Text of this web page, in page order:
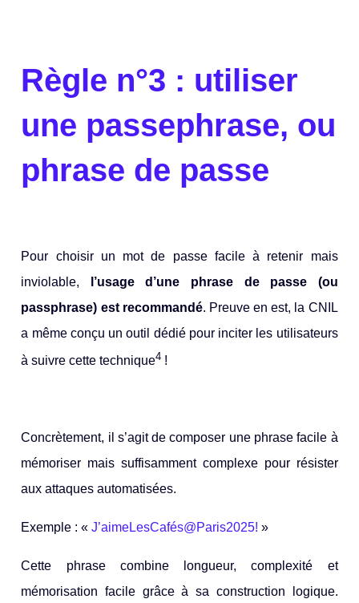
Règle n°3 : utiliser
une passephrase, ou
phrase de passe
Pour choisir un mot de passe facile à retenir mais
inviolable,
l’usage d’une phrase de passe (ou
passphrase) est recommandé. Preuve en est, la CNIL
a même conçu un outil dédié pour inciter les utilisateurs
à suivre cette technique4 !
Concrètement, il s’agit de composer une phrase facile à
mémoriser mais suffisamment complexe pour résister
aux attaques automatisées.
Exemple : «J’aimeLesCafés@Paris2025! »
Cette phrase combine longueur, complexité et
mémorisation facile grâce à sa construction logique.